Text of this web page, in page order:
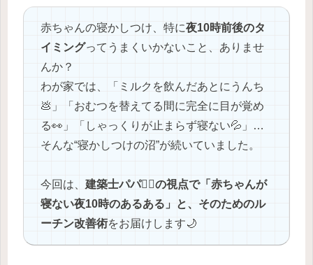
赤ちゃんの寝かしつけ、特に夜10時前後のタ
イミングってうまくいかないこと、ありませ
んか？
わが家では、「ミルクを飲んだあとにうんち
💩」「おむつを替えてる間に完全に目が覚め
る👀」「しゃっくりが止まらず寝ない💦」…
そんな“寝かしつけの沼”が続いていました。
今回は、 建築士パパ👷‍♂️の視点で「赤ちゃんが
寝ない夜10時のあるある」と、そのためのル
ーチン改善術をお届けします🌙